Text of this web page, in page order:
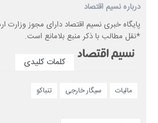
درباره نسیم اقتصاد
پایگاه خبری نسیم اقتصاد دارای مجوز وزارت
*نقل مطالب با ذکر منبع بلامانع است.
کلمات کلیدی
مالیات سیگار خارجی تنباکو